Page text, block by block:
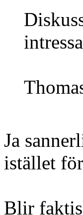
Ja
istället
Blir